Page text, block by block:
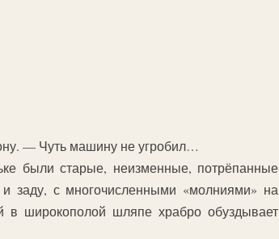
— Чуть машину не угробил…
были старые, неизменные, потрёпанные
заду, с многочисленными «молниями» на
широкополой шляпе храбро обуздывает